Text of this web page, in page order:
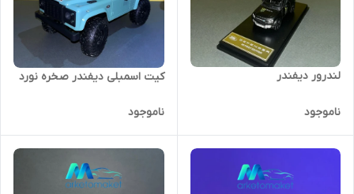
لندرور دیفندر
ناموجود
کیت اسمبلی دیفندر صخره نورد
ناموجود